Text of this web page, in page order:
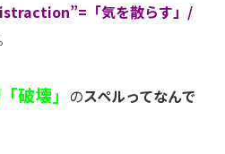
「気を散らす」/
破壊」 のスペルってなんで